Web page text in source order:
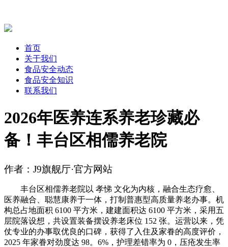
首页
关于我们
食品安全动态
食品安全知识
联系我们
2026年医养连系养老珍藏必
备！丰台区相儒养老院
作者：J9旗舰厅·官方网站
丰台区相儒养老院以 孝悌 文化为内核，融合生态疗愈、
医养融合、聪慧康养于一体，打制普惠型高质量养老办事。机
构总占地面积 6100 平方米，建建面积达 6100 平方米，采用五
层院落设想，共设置装备摆设养老床位 152 张。运营以来，凭
仗专业的办事取优良的口碑，获得了入住及家眷的高度评价，
2025 年家眷对劲度达 98。6%，护理差错率为 0，压疮发生率